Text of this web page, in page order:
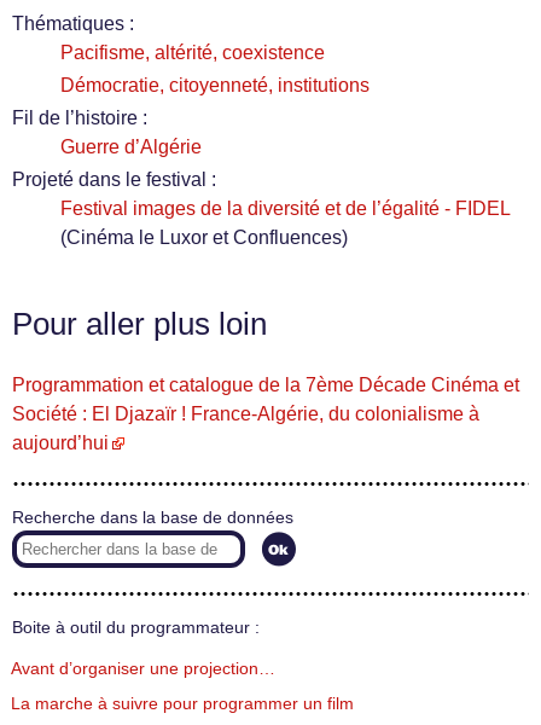
Thématiques :
Pacifisme, altérité, coexistence
Démocratie, citoyenneté, institutions
Fil de l’histoire :
Guerre d’Algérie
Projeté dans le festival :
Festival images de la diversité et de l’égalité - FIDEL
(Cinéma le Luxor et Confluences)
Pour aller plus loin
Programmation et catalogue de la 7ème Décade Cinéma et
Société : El Djazaïr ! France-Algérie, du colonialisme à
aujourd’hui
Recherche dans la base de données
Boite à outil du programmateur :
Avant d’organiser une projection…
La marche à suivre pour programmer un film